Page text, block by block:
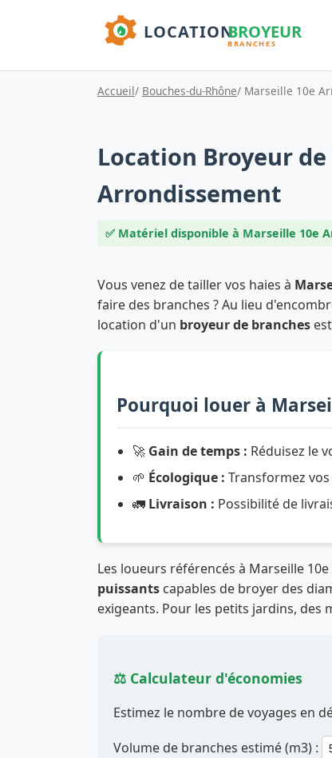
Accueil/ Bouches-du-Rhône/ Marseille 10e
Location Broyeur
Arrondissement
✅ Matériel disponible à Marseille 10e
Vous venez de tailler vos haies à
faire des branches ? Au lieu
location d'un broyeur de branches
Pourquoi louer à
🚀 Gain de temps : Réduisez le
🌱 Écologique : Transformez
🚛 Livraison : Possibilité de
Les loueurs référencés à Marseille
puissants capables de broyer des
exigeants. Pour les petits jardins, des
⚖️ Calculateur d'économies
Estimez le nombre de voyages en
Volume de branches estimé (m3) :